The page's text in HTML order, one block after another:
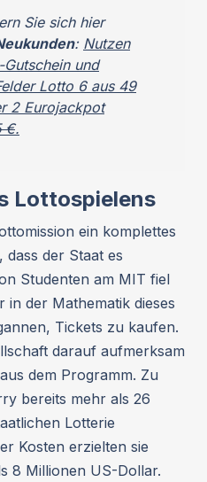
Sie sich hier
: Nutzen
und
Lotto 6 aus 49
2 Eurojackpot
€.
Lottospielens
ein komplettes
der Staat es
Studenten am MIT fiel
in der Mathematik dieses
Tickets zu kaufen.
darauf aufmerksam
dem Programm. Zu
bereits mehr als 26
Lotterie
Kosten erzielten sie
8 Millionen US-Dollar.